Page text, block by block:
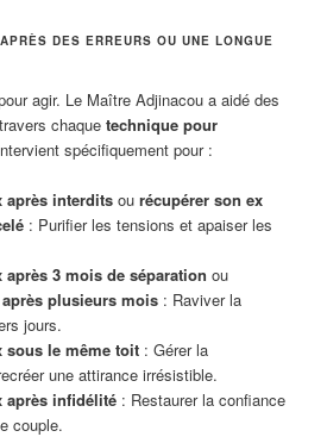
DES ERREURS OU UNE LONGUE
agir. Le Maître Adjinacou a aidé des
chaquetechnique pour
spécifiquement pour :
après interditsou récupérer son ex
: Purifier les tensions et apaiser les
après 3 mois de séparation ou
plusieurs mois: Raviver la
jours.
sous le même toit: Gérer la
une attirance irrésistible.
après infidélité: Restaurer la confiance
couple.